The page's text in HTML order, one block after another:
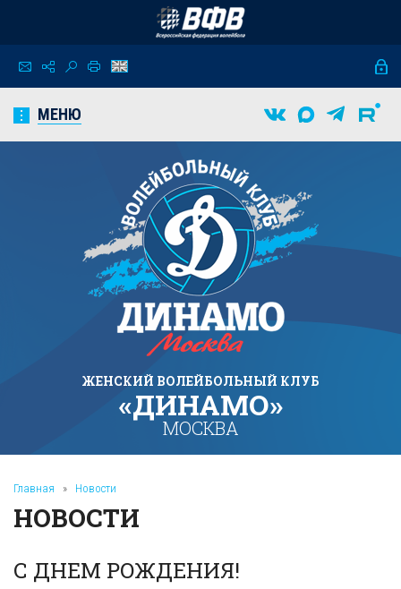
МЕНЮ
ЖЕНСКИЙ ВОЛЕЙБОЛЬНЫЙ КЛУБ
«ДИНАМО»
МОСКВА
Главная » Новости
НОВОСТИ
С ДНЕМ РОЖДЕНИЯ!